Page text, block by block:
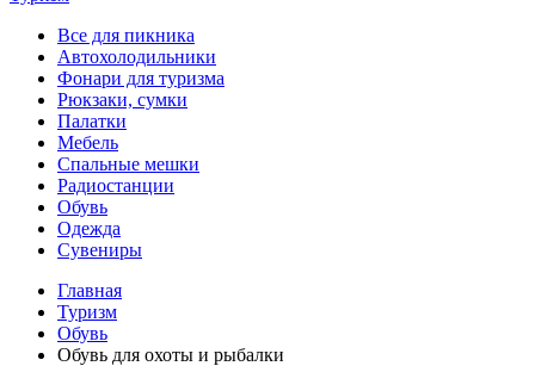
Все для пикника
Автохолодильники
Фонари для туризма
Рюкзаки, сумки
Палатки
Мебель
Спальные мешки
Радиостанции
Обувь
Одежда
Сувениры
Главная
Туризм
Обувь
Обувь для охоты и рыбалки